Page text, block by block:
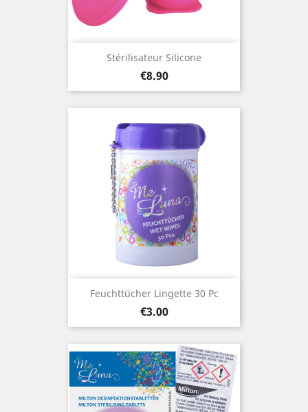
Stérilisateur Silicone
Price
€8.90
Feuchttücher Lingette 30 Pc
Price
€3.00